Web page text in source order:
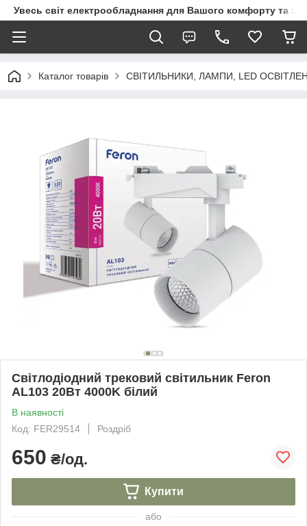
Увесь світ електрообладнання для Вашого комфорту та
Каталог товарів СВІТИЛЬНИКИ, ЛАМПИ, LED
Світлодіодний трековий світильник Feron
AL103 20Вт 4000K білий
В наявності
Код: FER29514
Роздріб
650 ₴/од.
Купити
або